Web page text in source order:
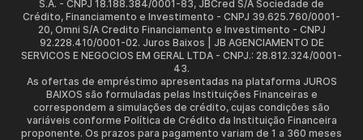
S.A. - CNPJ 18.188.384/0001-83, JBCred S/A Sociedade de
Crédito, Financiamento e Investimento - CNPJ 39.625.760/0001-
20, Omni S/A Credito Financiamento e Investimento - CNPJ
92.228.410/0001-02. Juros Baixos | JB AGENCIAMENTO DE
SERVICOS E NEGOCIOS EM GERAL LTDA - CNPJ.: 28.812.324/0001-
43.
As ofertas de empréstimo apresentadas na plataforma JUROS
BAIXOS são formuladas pelas Instituições Financeiras e
correspondem a simulações de crédito, cujas condições são
variáveis conforme Política de Crédito da Instituição Financeira
proponente. Os prazos para pagamento variam de 1 a 360 meses